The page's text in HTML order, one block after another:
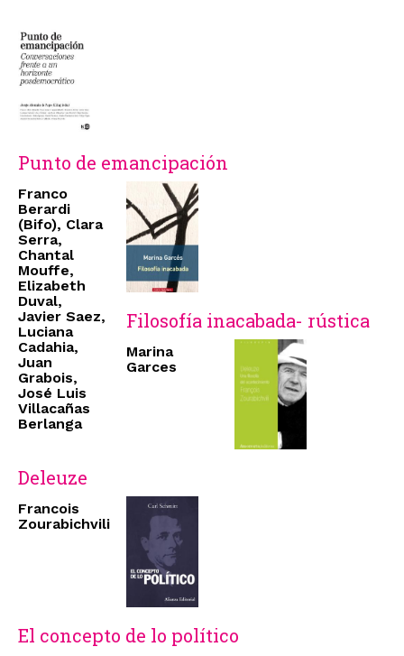
Punto de emancipación
Franco
Berardi
(Bifo), Clara
Serra,
Chantal
Mouffe,
Elizabeth
Duval,
Javier Saez,
Luciana
Cadahia,
Juan
Grabois,
José Luis
Villacañas
Berlanga
Filosofía inacabada- rústica
Marina
Garces
Deleuze
Francois
Zourabichvili
El concepto de lo político